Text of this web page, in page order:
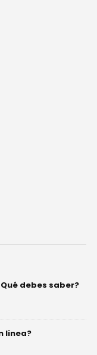
debes saber?
linea?